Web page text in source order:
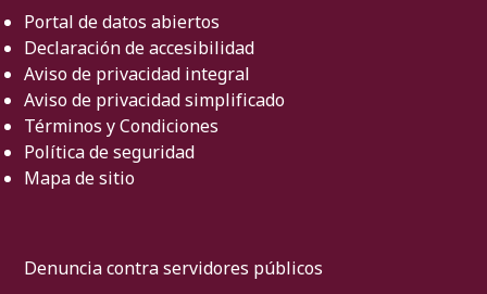
Portal de datos abiertos
Declaración de accesibilidad
Aviso de privacidad integral
Aviso de privacidad simplificado
Términos y Condiciones
Política de seguridad
Mapa de sitio
Denuncia contra servidores públicos